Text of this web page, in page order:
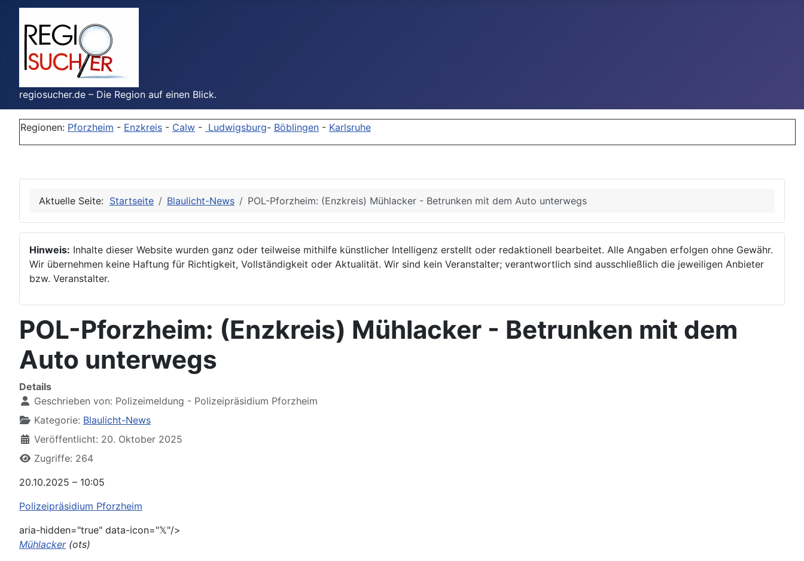
regiosucher.de – Die Region auf einen Blick.
Regionen: Pforzheim - Enzkreis - Calw - Ludwigsburg- Böblingen - Karlsruhe
Aktuelle Seite: Startseite Blaulicht-News POL-Pforzheim: (Enzkreis) Mühlacker - Betrunken mit dem Auto unterwegs
Hinweis: Inhalte dieser Website wurden ganz oder teilweise mithilfe künstlicher Intelligenz erstellt oder redaktionell bearbeitet. Alle Angaben erfolgen ohne Gewähr.
Wir übernehmen keine Haftung für Richtigkeit, Vollständigkeit oder Aktualität. Wir sind kein Veranstalter; verantwortlich sind ausschließlich die jeweiligen Anbieter
bzw. Veranstalter.
POL-Pforzheim: (Enzkreis) Mühlacker - Betrunken mit dem
Auto unterwegs
Details
Geschrieben von: Polizeimeldung - Polizeipräsidium Pforzheim
Kategorie: Blaulicht-News
Veröffentlicht: 20. Oktober 2025
Zugriffe: 264
20.10.2025 – 10:05
Polizeipräsidium Pforzheim
aria-hidden="true" data-icon="𝕏"/>
Mühlacker(ots)